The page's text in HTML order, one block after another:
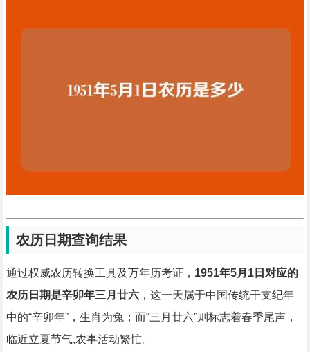
农历日期查询结果
通过权威农历转换工具及万年历考证， 1951年5月1日对应的
农历日期是辛卯年三月廿六，这一天属于中国传统干支纪年
中的“辛卯年”，生肖为兔；而“三月廿六”则标志着春季尾声，
临近立夏节气,农事活动繁忙。